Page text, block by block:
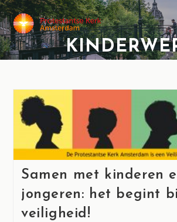
Samen met kinderen
jongeren: het begint
veiligheid!